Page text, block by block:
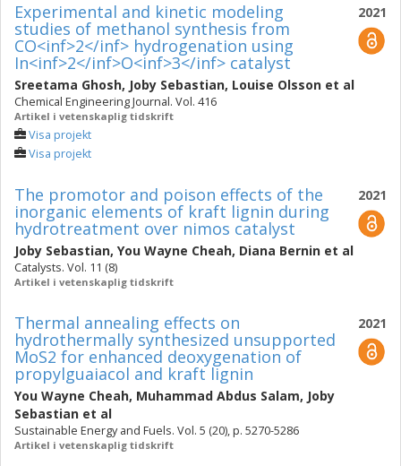
2021
Experimental and kinetic modeling
studies of methanol synthesis from
CO<inf>2</inf> hydrogenation using
In<inf>2</inf>O<inf>3</inf> catalyst
Sreetama Ghosh, Joby Sebastian, Louise Olsson et al
Chemical Engineering Journal. Vol. 416
Artikel i vetenskaplig tidskrift
Visa projekt
Visa projekt
2021
The promotor and poison effects of the
inorganic elements of kraft lignin during
hydrotreatment over nimos catalyst
Joby Sebastian, You Wayne Cheah, Diana Bernin et al
Catalysts. Vol. 11 (8)
Artikel i vetenskaplig tidskrift
2021
Thermal annealing effects on
hydrothermally synthesized unsupported
MoS2 for enhanced deoxygenation of
propylguaiacol and kraft lignin
You Wayne Cheah, Muhammad Abdus Salam, Joby
Sebastian et al
Sustainable Energy and Fuels. Vol. 5 (20), p. 5270-5286
Artikel i vetenskaplig tidskrift